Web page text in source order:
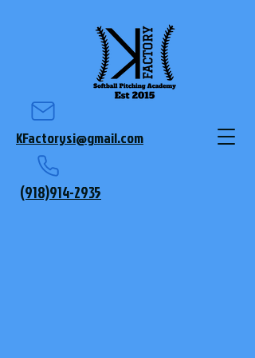
KFactorysi@gmail.com
(918)914-2935